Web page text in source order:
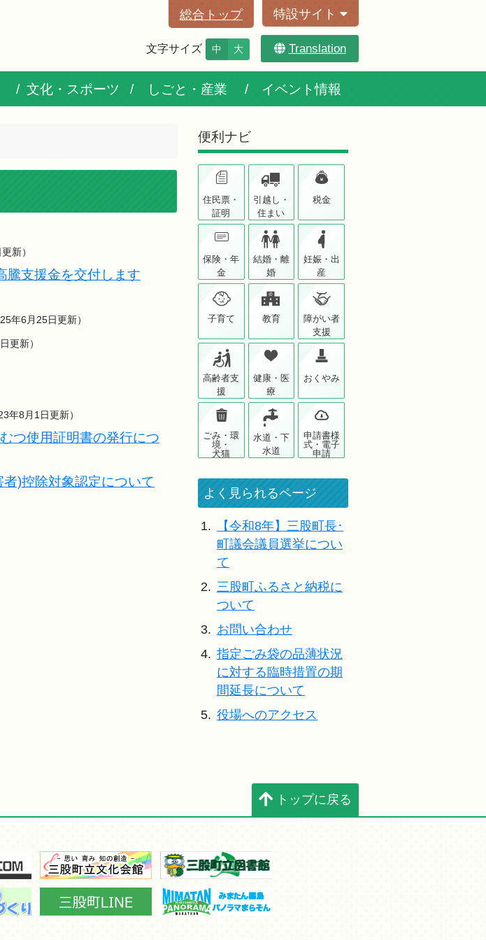
総合トップ 特設サイト
文字サイズ 中 大 Translation
文化・スポーツ しごと・産業 イベント情報
新）
騰支援金を交付します
年6月25日更新）
更新）
年8月1日更新）
つ使用証明書の発行につ
)控除対象認定について
便利ナビ
住民票・
証明
引越し・
住まい
税金
保険・年
金
結婚・離
婚
妊娠・出
産
子育て 教育
障がい者
支援
高齢者支
援
健康・医
療
おくやみ
ごみ・環
境・
犬猫
水道・下
水道
申請書様
式・電子
申請
よく見られるページ
1.
【令和8年】三股町長･
町議会議員選挙につい
て
2. 三股町ふるさと納税に
ついて
3. お問い合わせ
4. 指定ごみ袋の品薄状況
に対する臨時措置の期
間延長について
5. 役場へのアクセス
トップに戻る